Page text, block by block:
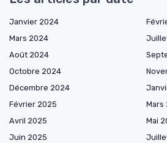
Janvier 2024
Mars 2024
Août 2024
Octobre 2024
Décembre 2024
Février 2025
Mars
Avril 2025
Mai
Juin 2025